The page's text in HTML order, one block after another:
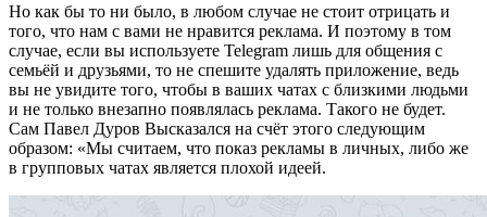
Но как бы то ни было, в любом случае не стоит отрицать и
того, что нам с вами не нравится реклама. И поэтому в том
случае, если вы используете Telegram лишь для общения с
семьёй и друзьями, то не спешите удалять приложение, ведь
вы не увидите того, чтобы в ваших чатах с близкими людьми
и не только внезапно появлялась реклама. Такого не будет.
Сам Павел Дуров Высказался на счёт этого следующим
образом: «Мы считаем, что показ рекламы в личных, либо же
в групповых чатах является плохой идеей.